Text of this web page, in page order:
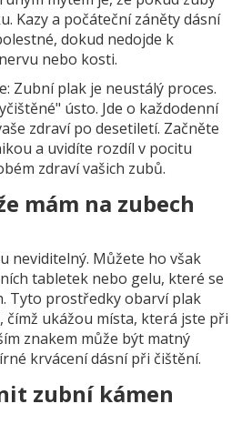
Kazy a počáteční záněty dásní
dokud nedojde k
nebo kosti.
Zubní plak je neustálý proces.
ústo. Jde o každodenní
zdraví po desetiletí. Začněte
a uvidíte rozdíl v pocitu
zdraví vašich zubů.
mám na zubech
neviditelný. Můžete ho však
tabletek nebo gelu, které se
Tyto prostředky obarví plak
čímž ukážou místa, která jste při
znakem může být matný
krvácení dásní při čištění.
zubní kámen